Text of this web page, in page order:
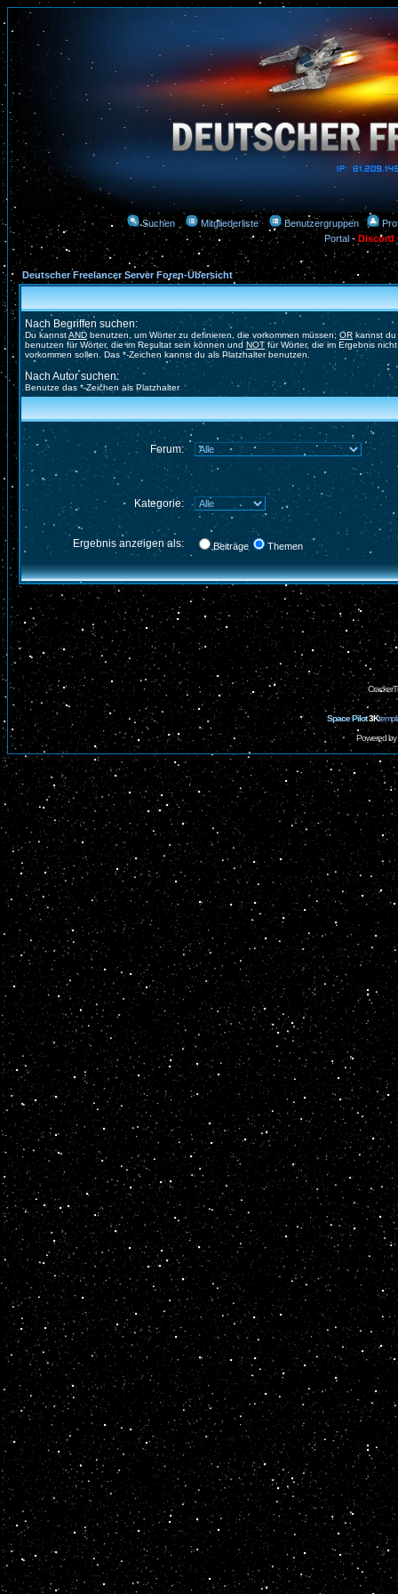
Suchen Mitgliederliste Benutzergruppen
Portal-Discord
Deutscher Freelancer Server Foren-Übersicht
Nach Begriffen suchen:
Du kannstAND benutzen, um Wörter zu definieren, die vorkommen müssen; OR kannst du
benutzen für Wörter, die im Resultat sein können und NOT für Wörter, die im Ergebnis nicht
vorkommen sollen. Das *-Zeichen kannst du als Platzhalter benutzen.
Nach Autor suchen:
Benutze das *-Zeichen als Platzhalter
Forum:
Kategorie:
Ergebnis anzeigen als: Beiträge Themen
Space Pilot3K
Powered by